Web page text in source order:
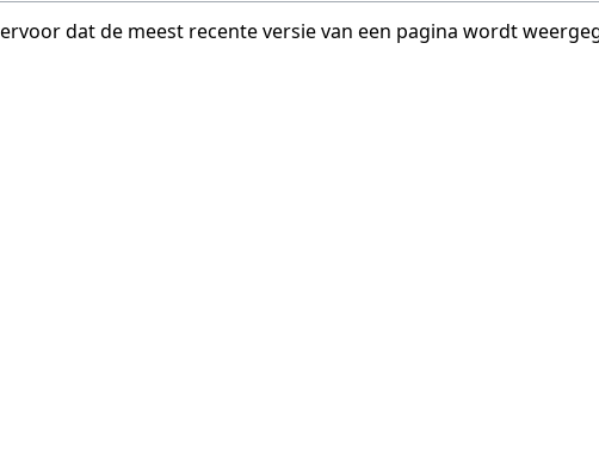
dat de meest recente versie van een pagina wordt